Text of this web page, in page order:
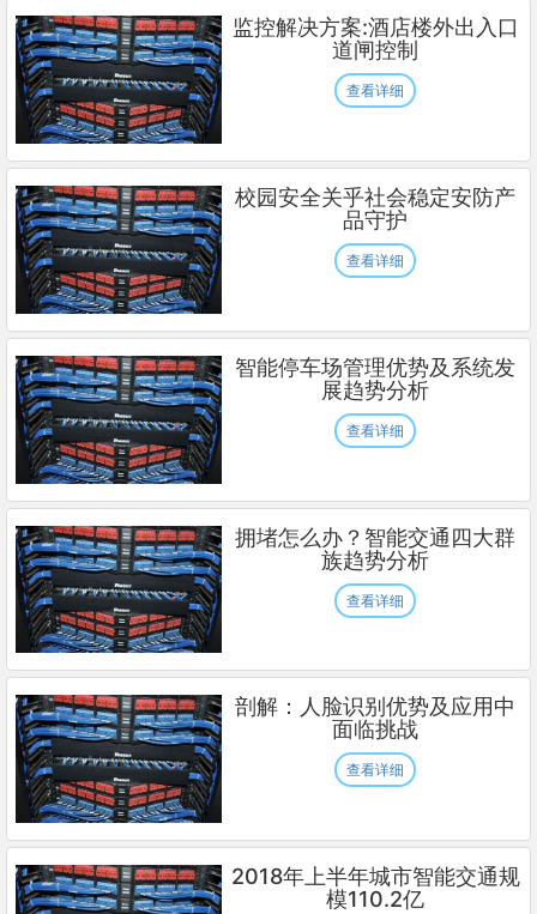
监控解决方案:酒店楼外出入口
道闸控制
查看详细
校园安全关乎社会稳定安防产
品守护
查看详细
智能停车场管理优势及系统发
展趋势分析
查看详细
拥堵怎么办？智能交通四大群
族趋势分析
查看详细
剖解：人脸识别优势及应用中
面临挑战
查看详细
2018年上半年城市智能交通规
模110.2亿